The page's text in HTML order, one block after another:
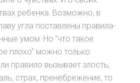
ребенка. Возможно, в
угла поставлены правила-
умом. Но "что такое
плохо" можно только
правило вызывает злость,
страх, пренебрежение, то